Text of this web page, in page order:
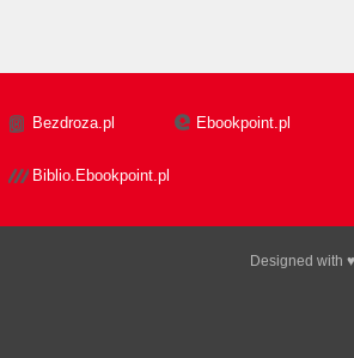
Bezdroza.pl Ebookpoint.pl
Biblio.Ebookpoint.pl
Designed with